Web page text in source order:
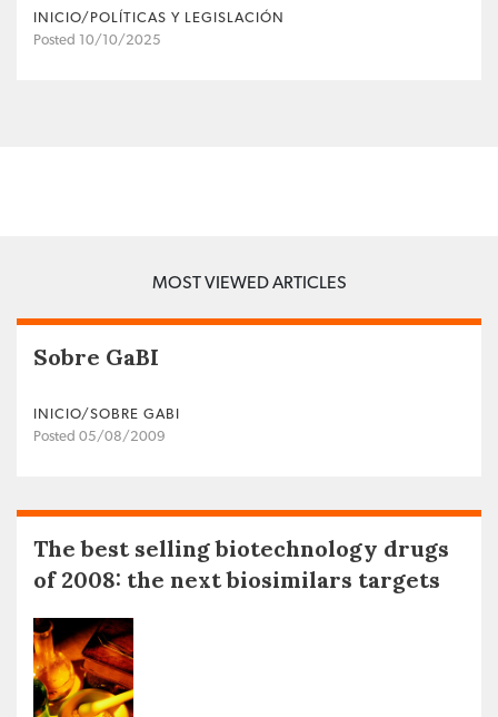
INICIO/POLÍTICAS Y LEGISLACIÓN
Posted 10/10/2025
MOST VIEWED ARTICLES
Sobre GaBI
INICIO/SOBRE GABI
Posted 05/08/2009
The best selling biotechnology drugs
of 2008: the next biosimilars targets